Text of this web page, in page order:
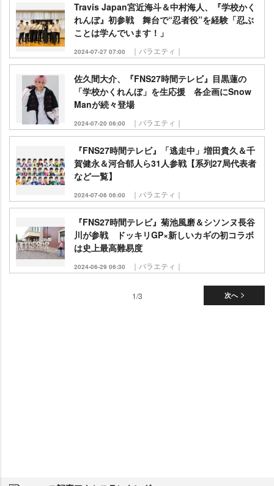
Travis Japan宮近海斗＆中村海人、『学校かく
れんぼ』初参戦 舞台で“忍者役”を経験「忍ぶ
ことは学んでいます！」
2024-07-27 07:00 ｜バラエティ｜
佐久間大介、『FNS27時間テレビ』目黒蓮の
「学校かくれんぼ」を生応援 各企画にSnow
Manが続々登場
2024-07-20 06:00 ｜バラエティ｜
『FNS27時間テレビ』「逃走中」増田貴久＆千
賀健永＆河合郁人ら31人参戦【系列27局代表者
など一覧】
2024-07-06 06:00 ｜バラエティ｜
『FNS27時間テレビ』菊池風磨＆シソンヌ長谷
川が参戦 ドッキリGP×新しいカギの初コラボ
は史上最高難易度
2024-06-29 06:30 ｜バラエティ｜
次へ
1/3